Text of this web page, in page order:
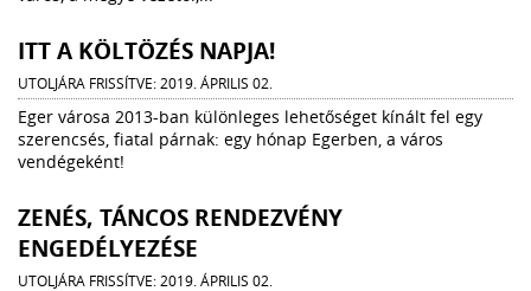
ITT A KÖLTÖZÉS NAPJA!
UTOLJÁRA FRISSÍTVE: 2019. ÁPRILIS 02.
Eger városa 2013-ban különleges lehetőséget kínált fel egy
szerencsés, fiatal párnak: egy hónap Egerben, a város
vendégeként!
ZENÉS, TÁNCOS RENDEZVÉNY
ENGEDÉLYEZÉSE
UTOLJÁRA FRISSÍTVE: 2019. ÁPRILIS 02.